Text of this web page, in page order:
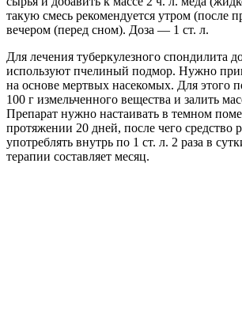
такую смесь рекомендуется утром (после
вечером (перед сном). Доза — 1 ст. л.
Для лечения туберкулезного спондилита
используют пчелиный подмор. Нужно
на основе мертвых насекомых. Для этого
100 г измельченного вещества и залить
Препарат нужно настаивать в темном
протяжении 20 дней, после чего средство
употреблять внутрь по 1 ст. л. 2 раза в
терапии составляет месяц.